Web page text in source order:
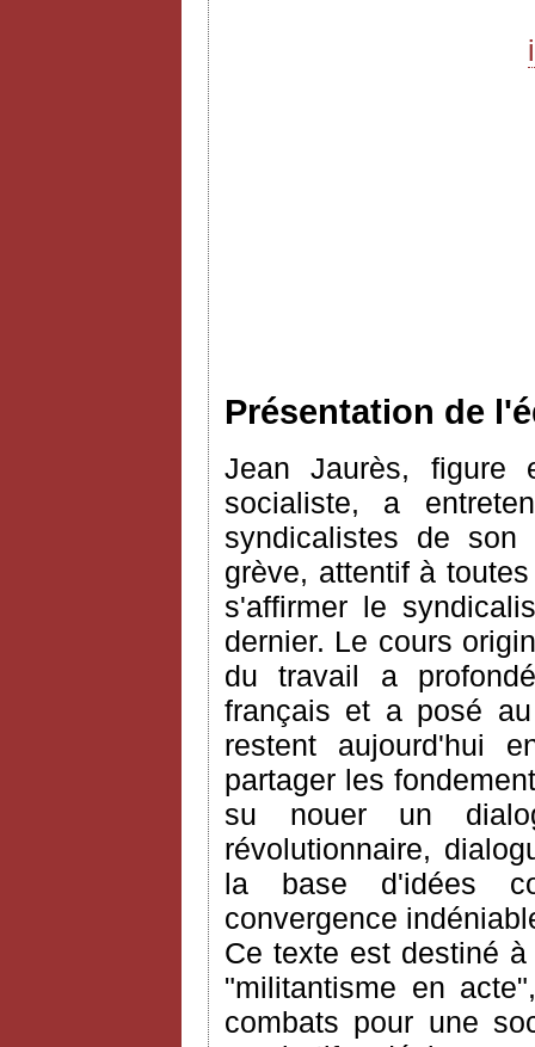
Présentation de
Jean Jaurès, figure
socialiste, a
syndicalistes de son
grève, attentif à
s'affirmer le
dernier. Le cours
du travail a
français et a posé
restent aujourd'hui
partager les
su nouer un
révolutionnaire,
la base d'idées
convergence
Ce texte est destiné
"militantisme en
combats pour une